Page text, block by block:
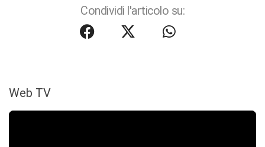
Condividi l'articolo su:
Web TV